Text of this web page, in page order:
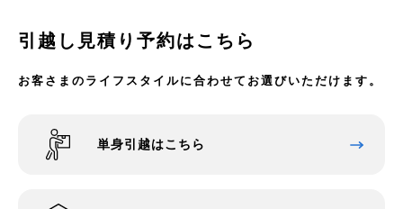
引越し見積り予約はこちら
お客さまのライフスタイルに合わせてお選びいただけます。
単身引越はこちら